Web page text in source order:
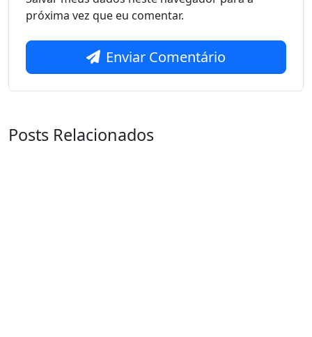
próxima vez que eu comentar.
Enviar Comentário
Posts Relacionados